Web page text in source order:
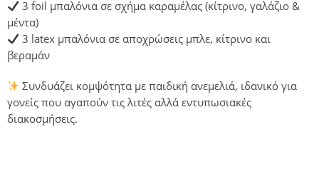
3 foil μπαλόνια σε σχήμα καραμέλας (κίτρινο, γαλάζιο &
μέντα)
3 latex μπαλόνια σε αποχρώσεις μπλε, κίτρινο και
βεραμάν
Συνδυάζει κομψότητα με παιδική ανεμελιά, ιδανικό για
γονείς που αγαπούν τις λιτές αλλά εντυπωσιακές
διακοσμήσεις.